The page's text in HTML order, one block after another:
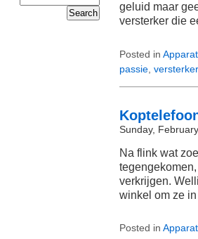
geluid maar
versterker die
Posted in
passie versterker
Sunday,
Na flink wat
verkrijgen.
winkel om ze
Posted in